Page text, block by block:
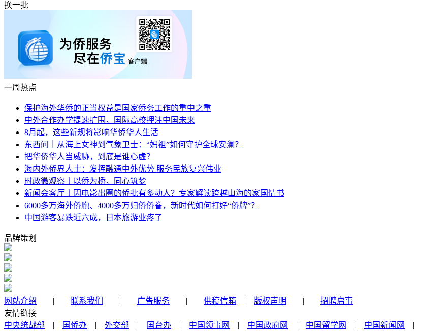
换一批
一周热点
保护海外华侨的正当权益是国家侨务工作的重中之重
中外合作办学提速扩围，国际高校押注中国未来
8月起，这些新规将影响华侨华人生活
东西问｜从海上女神到气象卫士：“妈祖”如何守护全球安澜？
把华侨华人当威胁，到底是谁心虚？
海内外侨界人士：发挥融通中外优势 服务民族复兴伟业
时政微观察丨以侨为桥，同心筑梦
新闻会客厅丨因电影出圈的侨批有多动人？专家解读跨越山海的家国情书
6000多万海外侨胞、4000多万归侨侨眷，新时代如何打好“侨牌”？
中国游客暴跌近六成，日本旅游业疼了
品牌策划
网站介绍 | 联系我们 | 广告服务 | 供稿信箱 | 版权声明 | 招聘启事
友情链接
中央统战部 | 国侨办 | 外交部 | 国台办 | 中国领事网 | 中国政府网 | 中国留学网 | 中国新闻网 |